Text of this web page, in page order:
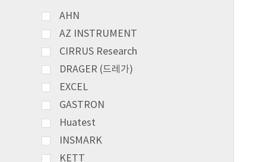
AHN
AZ INSTRUMENT
CIRRUS Research
DRAGER (드레가)
EXCEL
GASTRON
Huatest
INSMARK
KETT